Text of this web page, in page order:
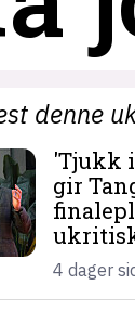
denne
'Tjukk
gir
4 dager